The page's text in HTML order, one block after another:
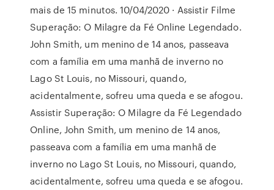
mais de 15 minutos. 10/04/2020 · Assistir Filme
Superação: O Milagre da Fé Online Legendado.
John Smith, um menino de 14 anos, passeava
com a família em uma manhã de inverno no
Lago St Louis, no Missouri, quando,
acidentalmente, sofreu uma queda e se afogou.
Assistir Superação: O Milagre da Fé Legendado
Online, John Smith, um menino de 14 anos,
passeava com a família em uma manhã de
inverno no Lago St Louis, no Missouri, quando,
acidentalmente, sofreu uma queda e se afogou.